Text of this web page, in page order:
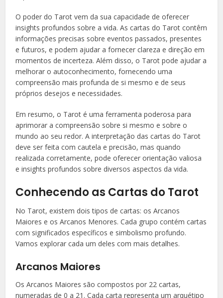
O poder do Tarot vem da sua capacidade de oferecer
insights profundos sobre a vida. As cartas do Tarot contêm
informações precisas sobre eventos passados, presentes
e futuros, e podem ajudar a fornecer clareza e direção em
momentos de incerteza. Além disso, o Tarot pode ajudar a
melhorar o autoconhecimento, fornecendo uma
compreensão mais profunda de si mesmo e de seus
próprios desejos e necessidades.
Em resumo, o Tarot é uma ferramenta poderosa para
aprimorar a compreensão sobre si mesmo e sobre o
mundo ao seu redor. A interpretação das cartas do Tarot
deve ser feita com cautela e precisão, mas quando
realizada corretamente, pode oferecer orientação valiosa
e insights profundos sobre diversos aspectos da vida.
Conhecendo as Cartas do Tarot
No Tarot, existem dois tipos de cartas: os Arcanos
Maiores e os Arcanos Menores. Cada grupo contém cartas
com significados específicos e simbolismo profundo.
Vamos explorar cada um deles com mais detalhes.
Arcanos Maiores
Os Arcanos Maiores são compostos por 22 cartas,
numeradas de 0 a 21. Cada carta representa um arquétipo